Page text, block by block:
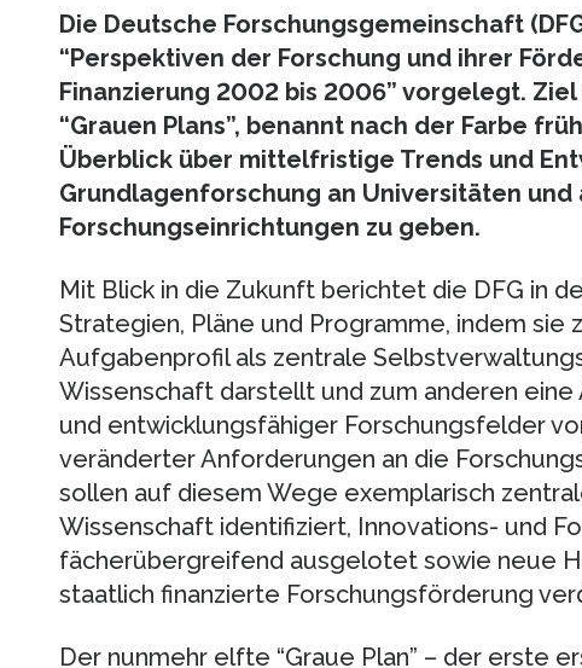
Die Deutsche Forschungsgemeinschaft
“Perspektiven der Forschung und ihrer
Finanzierung 2002 bis 2006” vorgelegt.
“Grauen Plans”, benannt nach der Farbe
Überblick über mittelfristige Trends und
Grundlagenforschung an Universitäten und
Forschungseinrichtungen zu geben.
Mit Blick in die Zukunft berichtet die DFG in
Strategien, Pläne und Programme, indem
Aufgabenprofil als zentrale
Wissenschaft darstellt und zum anderen
und entwicklungsfähiger Forschungsfelder
veränderter Anforderungen an die
sollen auf diesem Wege exemplarisch
Wissenschaft identifiziert, Innovations- und
fächerübergreifend ausgelotet sowie neue
staatlich finanzierte Forschungsförderung
Der nunmehr elfte “Graue Plan” – der erste